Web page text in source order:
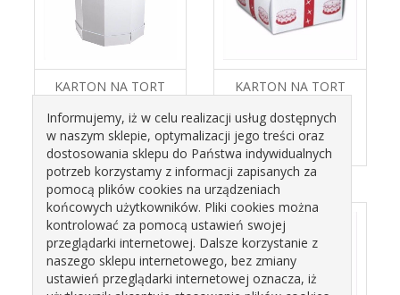
KARTON NA TORT
35CM H PAPILART
12,29 zł
KARTON NA TORT
1,34 zł
Informujemy, iż w celu realizacji usług dostępnych
w naszym sklepie, optymalizacji jego treści oraz
dostosowania sklepu do Państwa indywidualnych
potrzeb korzystamy z informacji zapisanych za
pomocą plików cookies na urządzeniach
końcowych użytkowników. Pliki cookies można
kontrolować za pomocą ustawień swojej
przeglądarki internetowej. Dalsze korzystanie z
naszego sklepu internetowego, bez zmiany
ustawień przeglądarki internetowej oznacza, iż